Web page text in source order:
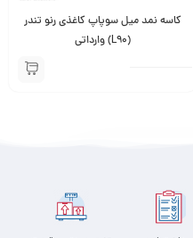
کاسه نمد میل سوپاپ کاغذی رنو تندر
(L90) وارداتی